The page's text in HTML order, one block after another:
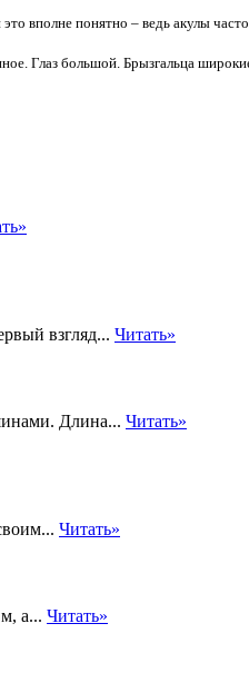
вполне понятно – ведь акулы
Глаз большой. Брызгальца
взгляд... Читать»
Длина... Читать»
Читать»
а... Читать»